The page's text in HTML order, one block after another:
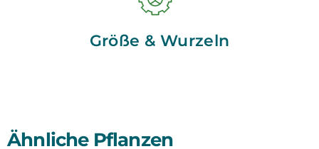
Größe & Wurzeln
Ähnliche Pflanzen